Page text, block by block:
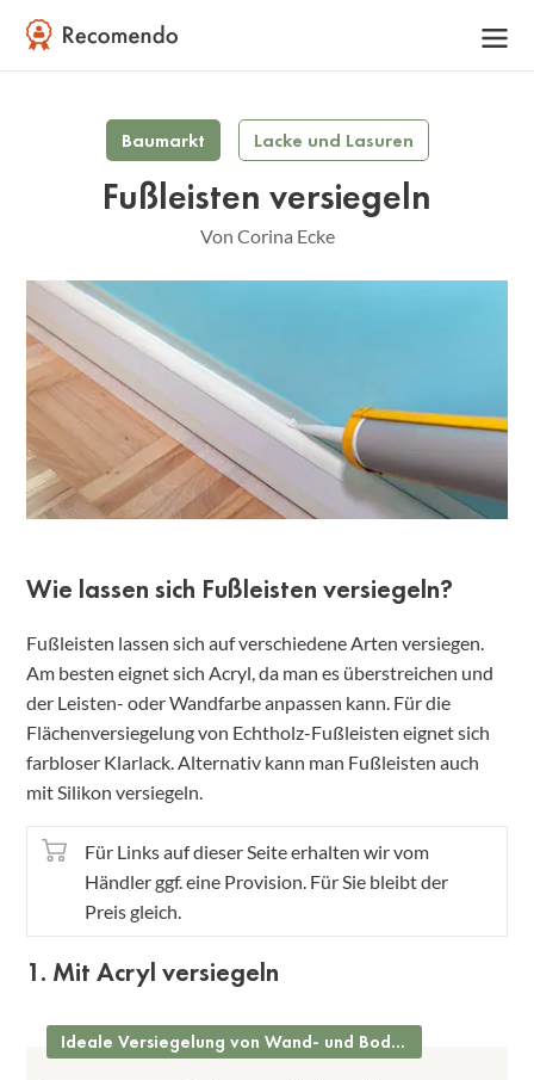
Baumarkt Lacke und Lasuren
Fußleisten versiegeln
Von Corina Ecke
Wie lassen sich Fußleisten versiegeln?
Fußleisten lassen sich auf verschiedene Arten versiegen.
Am besten eignet sich Acryl, da man es überstreichen und
der Leisten- oder Wandfarbe anpassen kann. Für die
Flächenversiegelung von Echtholz-Fußleisten eignet sich
farbloser Klarlack. Alternativ kann man Fußleisten auch
mit Silikon versiegeln.
Für Links auf dieser Seite erhalten wir vom
Händler ggf. eine Provision. Für Sie bleibt der
Preis gleich.
1. Mit Acryl versiegeln
Ideale Versiegelung von Wand- und Bodenanschlüssen